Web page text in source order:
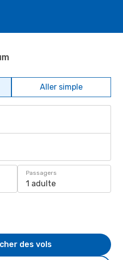
Aller simple
Passagers
1 adulte
des vols